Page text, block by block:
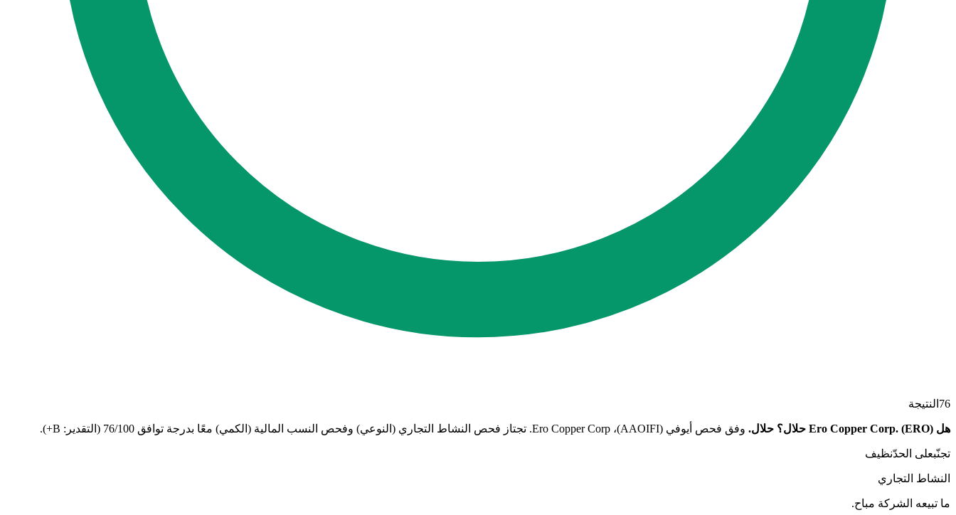
76 النتيجة
هل Ero Copper Corp. (ERO) حلال؟ حلال. وفق فحص أيوفي (AAOIFI)، Ero Copper Corp. تجتاز فحص النشاط التجاري (النوعي) وفحص النسب المالية (الكمي) معًا بدرجة توافق 76/100 (التقدير: B+).
تجنّبعلى الحدّنظيف
النشاط التجاري
ما تبيعه الشركة مباح.